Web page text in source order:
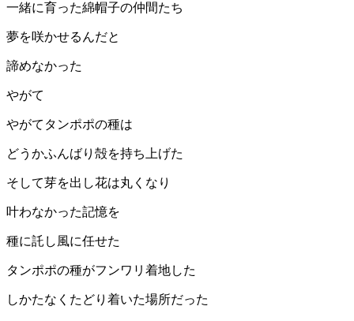
一緒に育った綿帽子の仲間たち
夢を咲かせるんだと
諦めなかった
やがて
やがてタンポポの種は
どうかふんばり殻を持ち上げた
そして芽を出し花は丸くなり
叶わなかった記憶を
種に託し風に任せた
タンポポの種がフンワリ着地した
しかたなくたどり着いた場所だった